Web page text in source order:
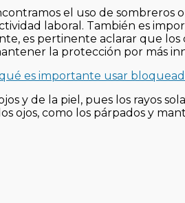
el uso de
laboral. También es
es pertinente aclarar que
la protección por más
es importante usar
y de la piel, pues los rayos
ojos, como los párpados y